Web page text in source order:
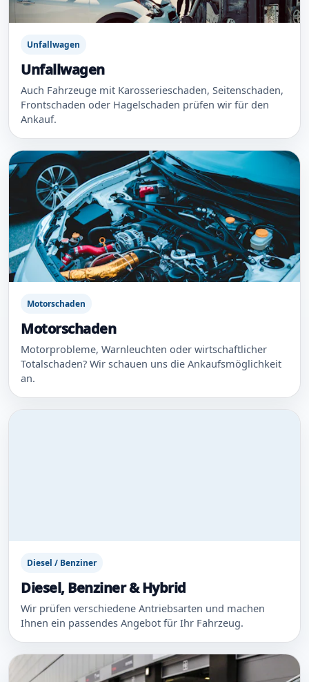
Unfallwagen
Unfallwagen
Auch Fahrzeuge mit Karosserieschaden, Seitenschaden,
Frontschaden oder Hagelschaden prüfen wir für den
Ankauf.
Motorschaden
Motorschaden
Motorprobleme, Warnleuchten oder wirtschaftlicher
Totalschaden? Wir schauen uns die Ankaufsmöglichkeit
an.
Diesel / Benziner
Diesel, Benziner & Hybrid
Wir prüfen verschiedene Antriebsarten und machen
Ihnen ein passendes Angebot für Ihr Fahrzeug.